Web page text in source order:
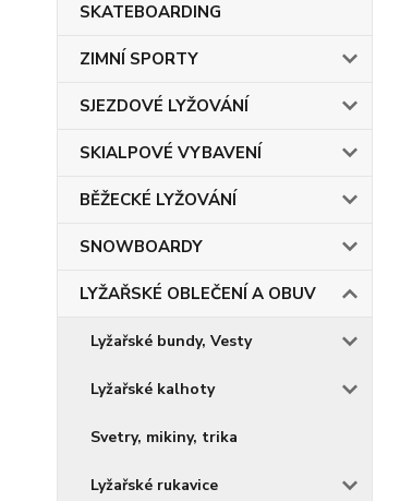
SKATEBOARDING
ZIMNÍ SPORTY
SJEZDOVÉ LYŽOVÁNÍ
SKIALPOVÉ VYBAVENÍ
BĚŽECKÉ LYŽOVÁNÍ
SNOWBOARDY
LYŽAŘSKÉ OBLEČENÍ A OBUV
Lyžařské bundy, Vesty
Lyžařské kalhoty
Svetry, mikiny, trika
Lyžařské rukavice